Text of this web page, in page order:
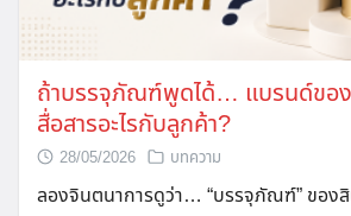
ถ้าบรรจุภัณฑ์พูดได้… แบรนด์ขอ
สื่อสารอะไรกับลูกค้า?
28/05/2026 บทความ
ลองจินตนาการดูว่า… “บรรจุภัณฑ์” ของ